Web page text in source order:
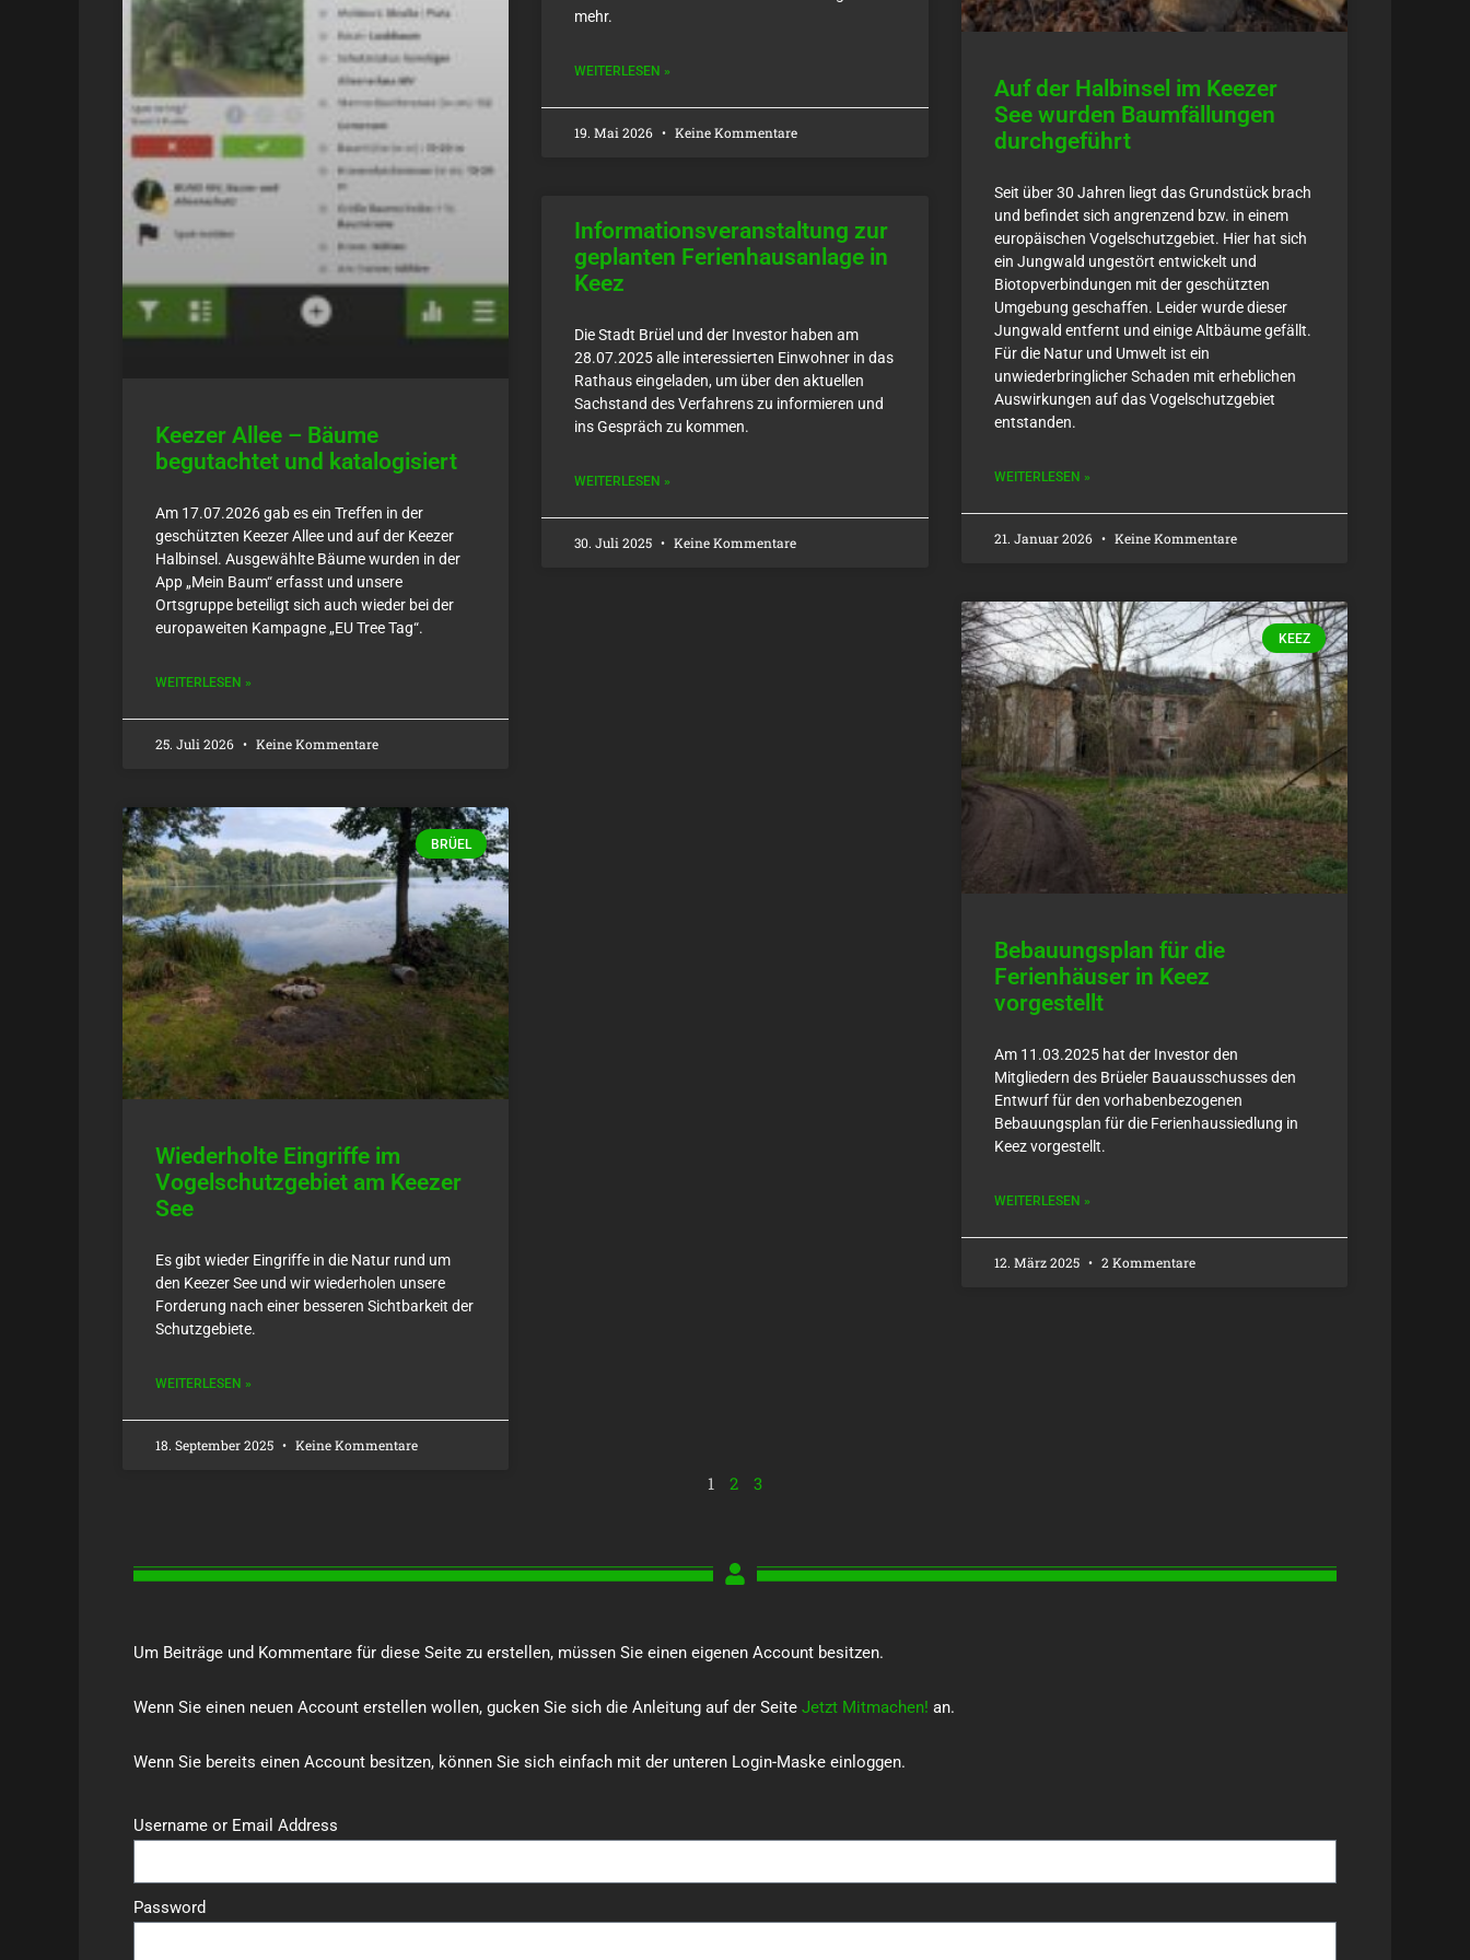
Keezer Allee – Bäume
begutachtet und katalogisiert
Am 17.07.2026 gab es ein Treffen in der
geschützten Keezer Allee und auf der Keezer
Halbinsel. Ausgewählte Bäume wurden in der
App „Mein Baum“ erfasst und unsere
Ortsgruppe beteiligt sich auch wieder bei der
europaweiten Kampagne „EU Tree Tag“.
WEITERLESEN »
25. Juli 2026 Keine Kommentare
mehr.
WEITERLESEN »
19. Mai 2026 Keine Kommentare
Auf der Halbinsel im Keezer
See wurden Baumfällungen
durchgeführt
Seit über 30 Jahren liegt das Grundstück brach
und befindet sich angrenzend bzw. in einem
europäischen Vogelschutzgebiet. Hier hat sich
ein Jungwald ungestört entwickelt und
Biotopverbindungen mit der geschützten
Umgebung geschaffen. Leider wurde dieser
Jungwald entfernt und einige Altbäume gefällt.
Für die Natur und Umwelt ist ein
unwiederbringlicher Schaden mit erheblichen
Auswirkungen auf das Vogelschutzgebiet
entstanden.
WEITERLESEN »
21. Januar 2026 Keine Kommentare
BRÜEL
Wiederholte Eingriffe im
Vogelschutzgebiet am Keezer
See
Es gibt wieder Eingriffe in die Natur rund um
den Keezer See und wir wiederholen unsere
Forderung nach einer besseren Sichtbarkeit der
Schutzgebiete.
WEITERLESEN »
18. September 2025 Keine Kommentare
Informationsveranstaltung zur
geplanten Ferienhausanlage in
Keez
Die Stadt Brüel und der Investor haben am
28.07.2025 alle interessierten Einwohner in das
Rathaus eingeladen, um über den aktuellen
Sachstand des Verfahrens zu informieren und
ins Gespräch zu kommen.
WEITERLESEN »
30. Juli 2025 Keine Kommentare
KEEZ
Bebauungsplan für die
Ferienhäuser in Keez
vorgestellt
Am 11.03.2025 hat der Investor den
Mitgliedern des Brüeler Bauausschusses den
Entwurf für den vorhabenbezogenen
Bebauungsplan für die Ferienhaussiedlung in
Keez vorgestellt.
WEITERLESEN »
12. März 2025 2 Kommentare
1 2 3
Um Beiträge und Kommentare für diese Seite zu erstellen, müssen Sie einen eigenen Account besitzen.
Wenn Sie einen neuen Account erstellen wollen, gucken Sie sich die Anleitung auf der Seite Jetzt Mitmachen! an.
Wenn Sie bereits einen Account besitzen, können Sie sich einfach mit der unteren Login-Maske einloggen.
Username or Email Address
Password